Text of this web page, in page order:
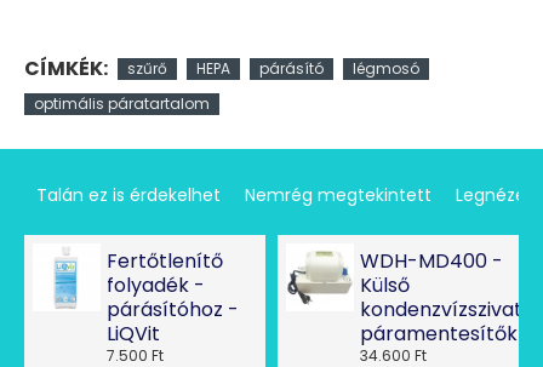
CÍMKÉK: szűrő HEPA párásító
légmosó
optimális páratartalom
Talán ez is érdekelhet Nemrég megtekintett
Fertőtlenítő
folyadék -
párásítóhoz -
LiQVit
7.500 Ft
WDH-MD400 -
Külső
34.600 Ft